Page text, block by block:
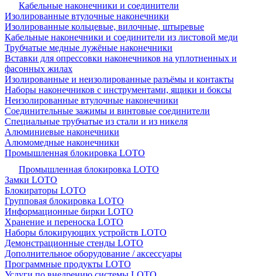
Кабельные наконечники и соединители
Изолированные втулочные наконечники
Изолированные кольцевые, вилочные, штыревые
Кабельные наконечники и соединители из листовой меди
Трубчатые медные лужёные наконечники
Вставки для опрессовки наконечников на уплотненных и
фасонных жилах
Изолированные и неизолированные разъёмы и контакты
Наборы наконечников с инструментами, ящики и боксы
Неизолированные втулочные наконечники
Соединительные зажимы и винтовые соединители
Специальные трубчатые из стали и из никеля
Алюминиевые наконечники
Алюмомедные наконечники
Промышленная блокировка LOTO
Промышленная блокировка LOTO
Замки LOTO
Блокираторы LOTO
Групповая блокировка LOTO
Информационные бирки LOTO
Хранение и переноска LOTO
Наборы блокирующих устройств LOTO
Демонстрационные стенды LOTO
Дополнительное оборудование / аксессуары
Программные продукты LOTO